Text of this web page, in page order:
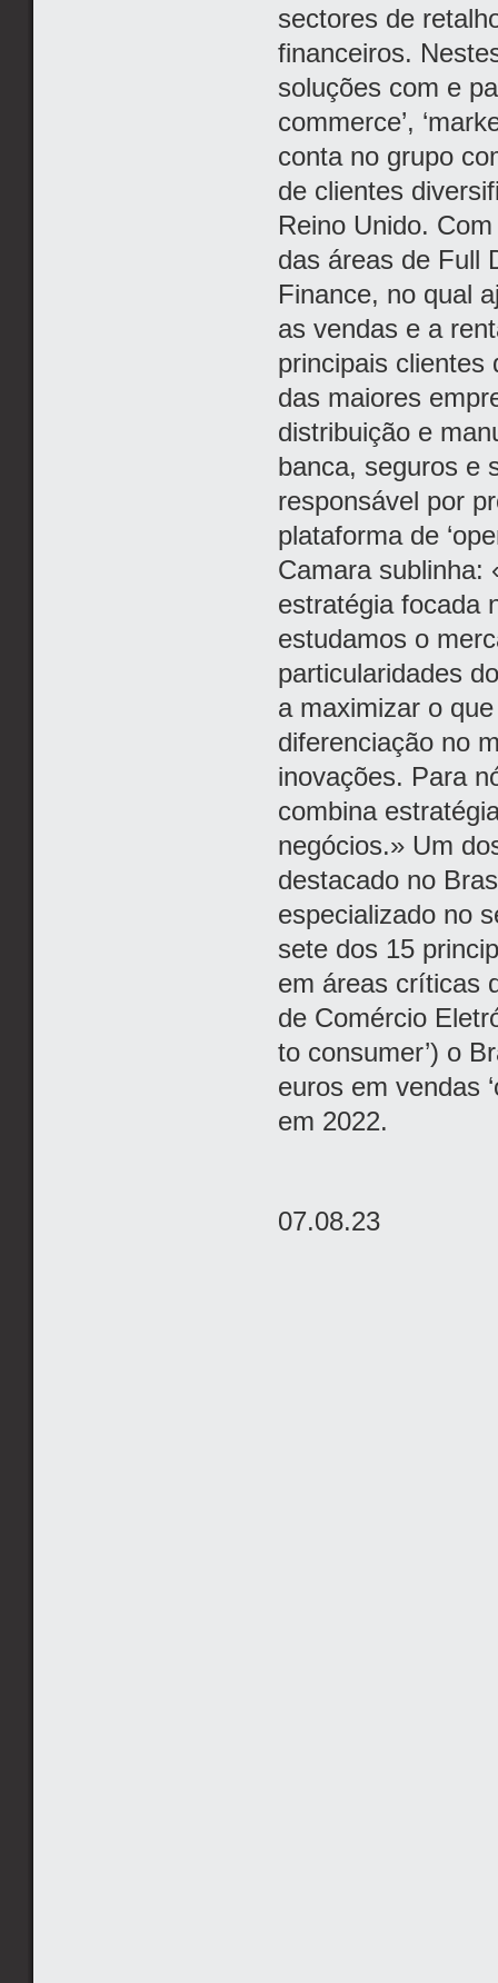
sectores de
financeiros.
soluções com e
commerce’,
conta no grupo
de clientes
Reino Unido.
das áreas de Full
Finance, no qual
as vendas e a
principais clientes
das maiores
distribuição e
banca, seguros e
responsável por
plataforma de
Camara sublinha:
estratégia focada
estudamos o
particularidades
a maximizar o
diferenciação no
inovações. Para
combina
negócios.» Um
destacado no
especializado no
sete dos 15
em áreas críticas
de Comércio
to consumer’) o
euros em vendas
em 2022.
07.08.23